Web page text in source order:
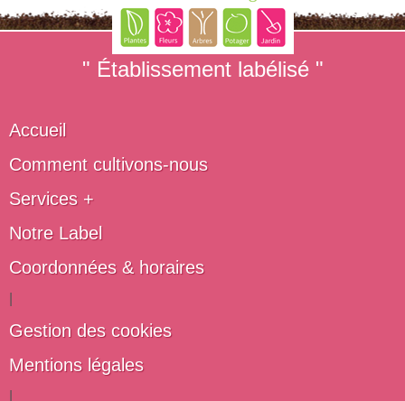
" Établissement labélisé "
Accueil
Comment cultivons-nous
Services +
Notre Label
Coordonnées & horaires
Gestion des cookies
Mentions légales